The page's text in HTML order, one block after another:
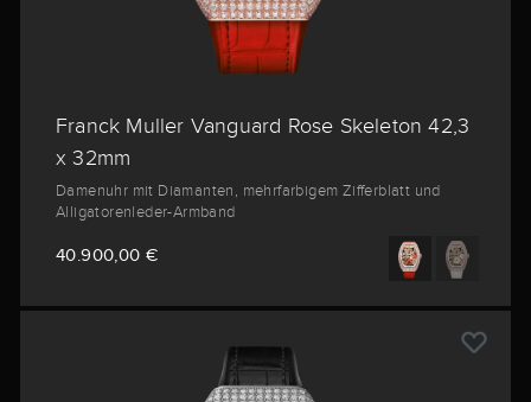
Franck Muller Vanguard Rose Skeleton 42,3
x 32mm
Damenuhr mit Diamanten, mehrfarbigem Zifferblatt und
Alligatorenleder-Armband
40.900,00 €